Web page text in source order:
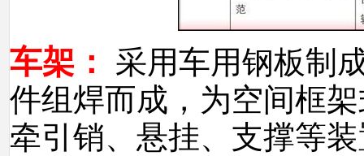
车架：
采用车用钢板制
件组焊而成，为空间框
牵引销、悬挂、支撑等